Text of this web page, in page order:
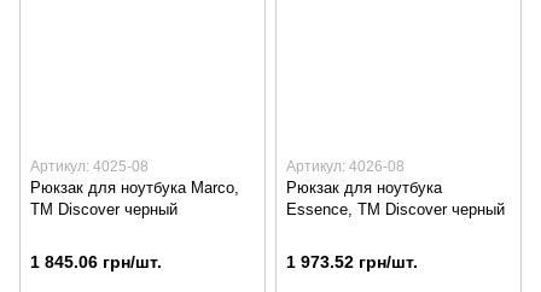
Артикул: 4025-08
Рюкзак для ноутбука Marco,
TM Discover черный
1 845.06 грн/шт.
Артикул: 4026-08
Рюкзак для ноутбука
Essence, TM Discover черный
1 973.52 грн/шт.